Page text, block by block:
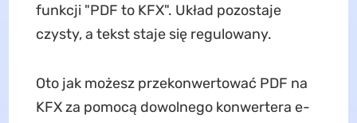
funkcji "PDF to KFX". Układ pozostaje
czysty, a tekst staje się regulowany.
Oto jak możesz przekonwertować PDF na
KFX za pomocą dowolnego konwertera e-